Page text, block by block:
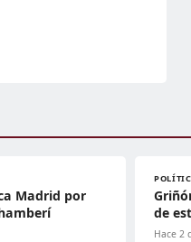
Madrid por
de
Hace 2